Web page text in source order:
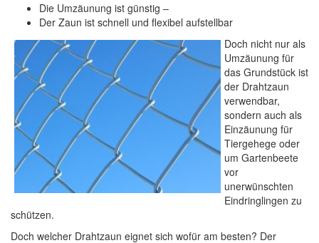
Die Umzäunung ist günstig –
Der Zaun ist schnell und flexibel aufstellbar
Doch nicht nur als
Umzäunung für
das Grundstück ist
der Drahtzaun
verwendbar,
sondern auch als
Einzäunung für
Tiergehege oder
um Gartenbeete
vor
unerwünschten
Eindringlingen zu
schützen.
Doch welcher Drahtzaun eignet sich wofür am besten? Der